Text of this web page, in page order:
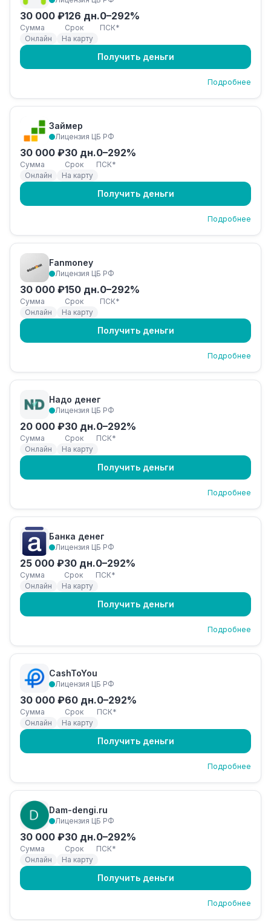
30 000 ₽
Сумма
126 дн.
Срок
0–292%
ПСК*
Онлайн
На карту
Получить деньги
Подробнее
Займер
Лицензия ЦБ РФ
30 000 ₽
Сумма
30 дн.
Срок
0–292%
ПСК*
Онлайн
На карту
Получить деньги
Подробнее
Fanmoney
Лицензия ЦБ РФ
30 000 ₽
Сумма
150 дн.
Срок
0–292%
ПСК*
Онлайн
На карту
Получить деньги
Подробнее
Надо денег
Лицензия ЦБ РФ
20 000 ₽
Сумма
30 дн.
Срок
0–292%
ПСК*
Онлайн
На карту
Получить деньги
Подробнее
Банка денег
Лицензия ЦБ РФ
25 000 ₽
Сумма
30 дн.
Срок
0–292%
ПСК*
Онлайн
На карту
Получить деньги
Подробнее
CashToYou
Лицензия ЦБ РФ
30 000 ₽
Сумма
60 дн.
Срок
0–292%
ПСК*
Онлайн
На карту
Получить деньги
Подробнее
Dam-dengi.ru
Лицензия ЦБ РФ
30 000 ₽
Сумма
30 дн.
Срок
0–292%
ПСК*
Онлайн
На карту
Получить деньги
Подробнее